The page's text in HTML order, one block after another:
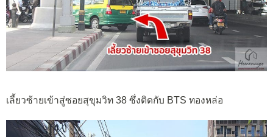
เลี้ยวซ้ายเข้าสู่ซอยสุขุมวิท 38 ซึ่งติดกับ BTS ทองหล่อ